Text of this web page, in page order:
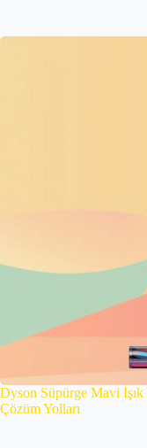
Dyson Süpürge Mavi Işık
Çözüm Yolları